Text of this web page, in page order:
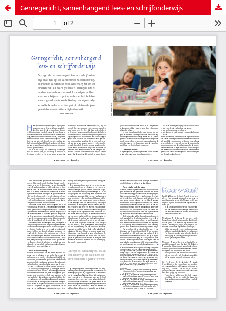
Genregericht, samenhangend lees- en schrijfonderwijs